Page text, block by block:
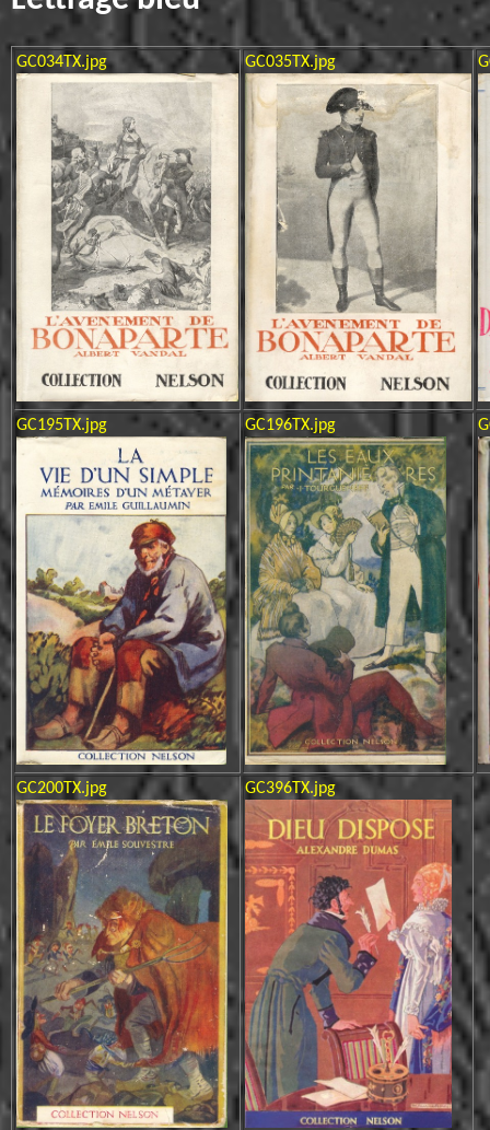
GC034TX.jpg GC035TX.jpg
GC195TX.jpg GC196TX.jpg
GC200TX.jpg GC396TX.jpg